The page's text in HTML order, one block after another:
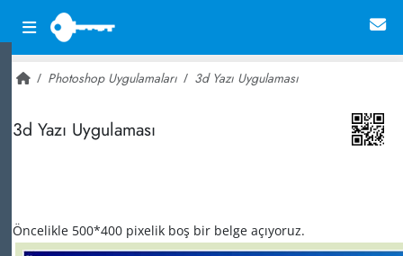
Photoshop Uygulamaları 3d Yazı Uygulaması
3d Yazı Uygulaması
Öncelikle 500*400 pixelik boş bir belge açıyoruz.